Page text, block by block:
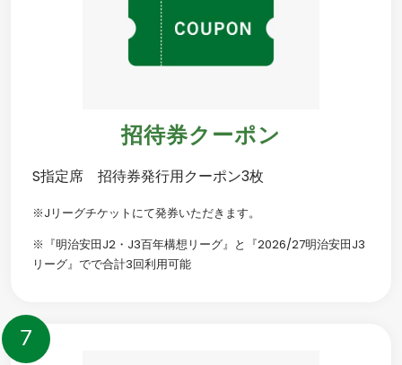
招待券クーポン
S指定席 招待券発行用クーポン3枚
※Jリーグチケットにて発券いただきます。
※『明治安田J2・J3百年構想リーグ』と『2026/27明治安田J3
リーグ』でで合計3回利用可能
7